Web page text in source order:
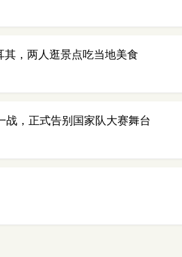
，两人逛景点吃当地美食
，正式告别国家队大赛舞台